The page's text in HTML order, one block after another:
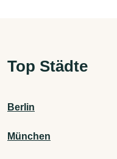
Top Städte
Berlin
München